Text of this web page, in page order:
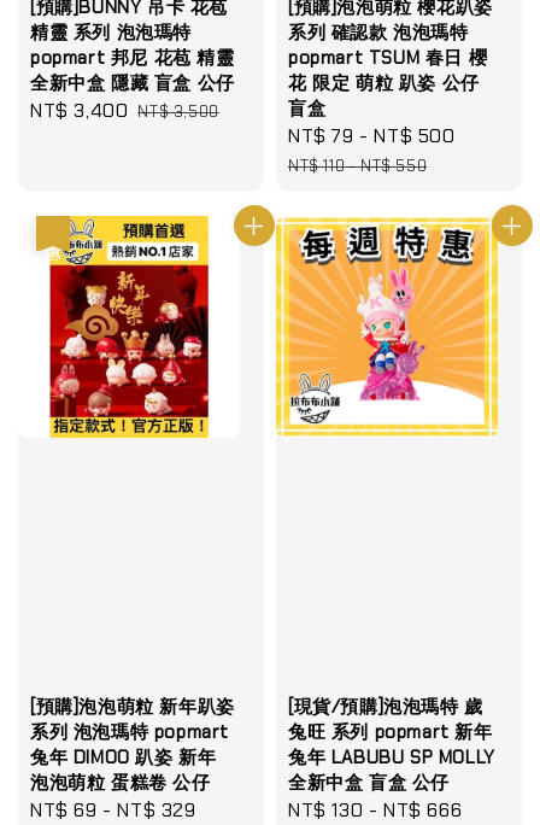
[預購]BUNNY 吊卡 花苞
精靈 系列 泡泡瑪特
popmart 邦尼 花苞 精靈
全新中盒 隱藏 盲盒 公仔
Sale
NT$ 3,400 Regular
NT$ 3,500
[預購]泡泡萌粒 櫻花趴姿
系列 確認款 泡泡瑪特
popmart TSUM 春日 櫻
花 限定 萌粒 趴姿 公仔
盲盒
Sale
price
NT$ 79 -NT$ 500
NT$ 110-NT$ 550
[預購]泡泡萌粒 新年趴姿
系列 泡泡瑪特 popmart
兔年 DIMOO 趴姿 新年
泡泡萌粒 蛋糕卷 公仔
Sale
NT$ 69 -NT$ 329
[現貨/預購]泡泡瑪特 歲
兔旺 系列 popmart 新年
兔年 LABUBU SP MOLLY
全新中盒 盲盒 公仔
Regular
NT$ 130 -NT$ 666